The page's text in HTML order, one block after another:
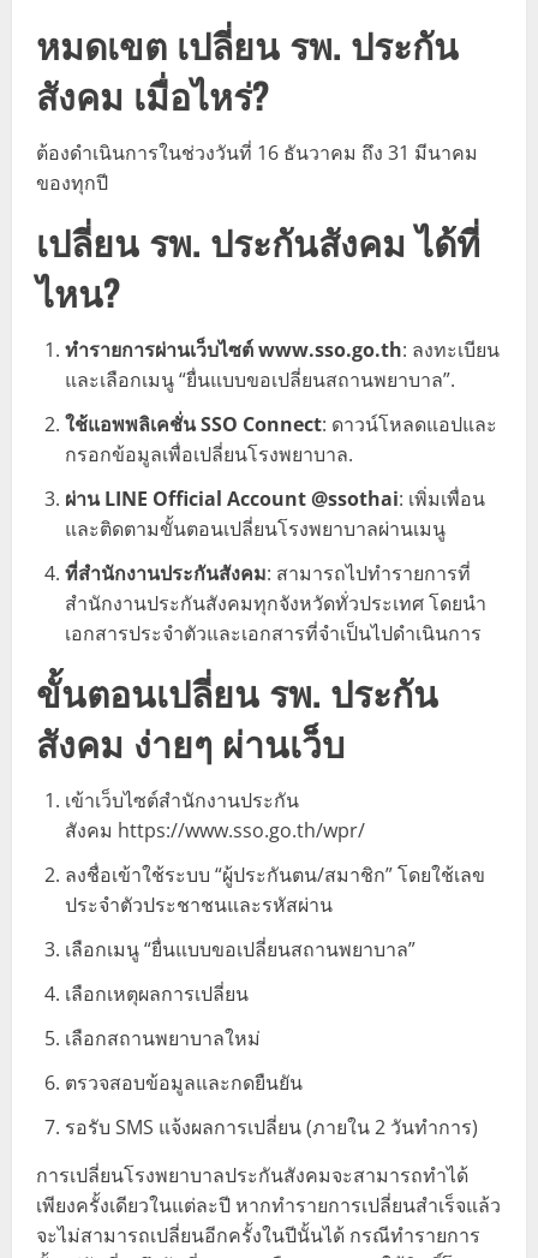
หมดเขต เปลี่ยน รพ. ประกัน
สังคม เมื่อไหร่?
ต้องดำเนินการในช่วงวันที่ 16 ธันวาคม ถึง 31 มีนาคม
ของทุกปี​​
เปลี่ยน รพ. ประกันสังคม ได้ที่
ไหน?
ทำรายการผ่านเว็บไซต์ www.sso.go.th: ลงทะเบียน
และเลือกเมนู “ยื่นแบบขอเปลี่ยนสถานพยาบาล”​​.
ใช้แอพพลิเคชั่น SSO Connect: ดาวน์โหลดแอปและ
กรอกข้อมูลเพื่อเปลี่ยนโรงพยาบาล​​.
ผ่าน LINE Official Account @ssothai: เพิ่มเพื่อน
และติดตามขั้นตอนเปลี่ยนโรงพยาบาลผ่านเมนู​
ที่สำนักงานประกันสังคม: สามารถไปทำรายการที่
สำนักงานประกันสังคมทุกจังหวัดทั่วประเทศ โดยนำ
เอกสารประจำตัวและเอกสารที่จำเป็นไปดำเนินการ
ขั้นตอนเปลี่ยน รพ. ประกัน
สังคม ง่ายๆ ผ่านเว็บ
เข้าเว็บไซต์สำนักงานประกัน
สังคม https://www.sso.go.th/wpr/
ลงชื่อเข้าใช้ระบบ “ผู้ประกันตน/สมาชิก” โดยใช้เลข
ประจำตัวประชาชนและรหัสผ่าน
เลือกเมนู “ยื่นแบบขอเปลี่ยนสถานพยาบาล”
เลือกเหตุผลการเปลี่ยน
เลือกสถานพยาบาลใหม่
ตรวจสอบข้อมูลและกดยืนยัน
รอรับ SMS แจ้งผลการเปลี่ยน (ภายใน 2 วันทำการ)
การเปลี่ยนโรงพยาบาลประกันสังคมจะสามารถทำได้
เพียงครั้งเดียวในแต่ละปี หากทำรายการเปลี่ยนสำเร็จแล้ว
จะไม่สามารถเปลี่ยนอีกครั้งในปีนั้นได้ กรณีทำรายการ